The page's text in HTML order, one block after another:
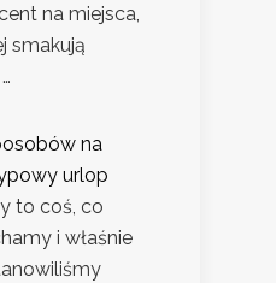
na miejsca,
smakują
na
urlop
to coś, co
i właśnie